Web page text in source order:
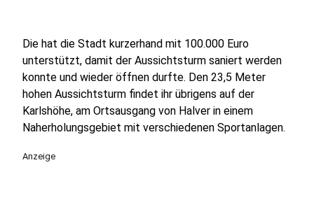
Die hat die Stadt kurzerhand mit 100.000 Euro
unterstützt, damit der Aussichtsturm saniert werden
konnte und wieder öffnen durfte. Den 23,5 Meter
hohen Aussichtsturm findet ihr übrigens auf der
Karlshöhe, am Ortsausgang von Halver in einem
Naherholungsgebiet mit verschiedenen Sportanlagen.
Anzeige